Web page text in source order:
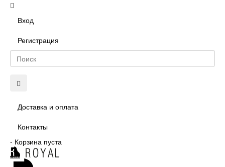
Вход
Регистрация
Доставка и оплата
Контакты
- Корзина пуста